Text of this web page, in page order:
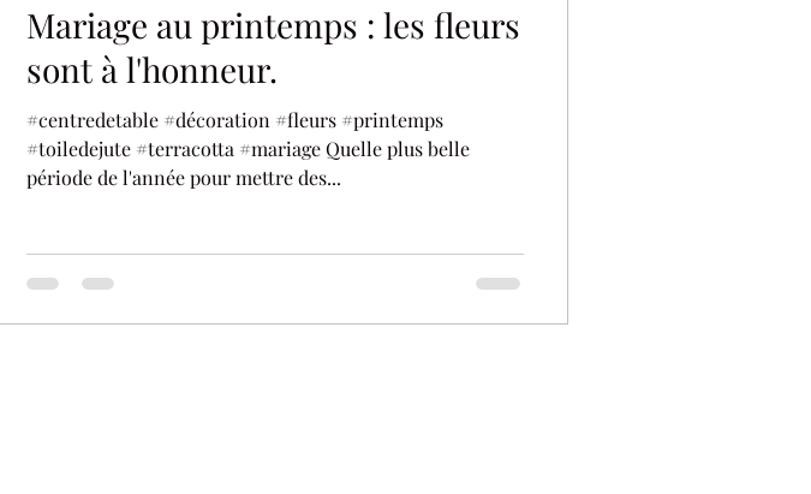
Mariage au printemps : les fleurs
sont à l'honneur.
#centredetable #décoration #fleurs #printemps
#toiledejute #terracotta #mariage Quelle plus belle
période de l'année pour mettre des...